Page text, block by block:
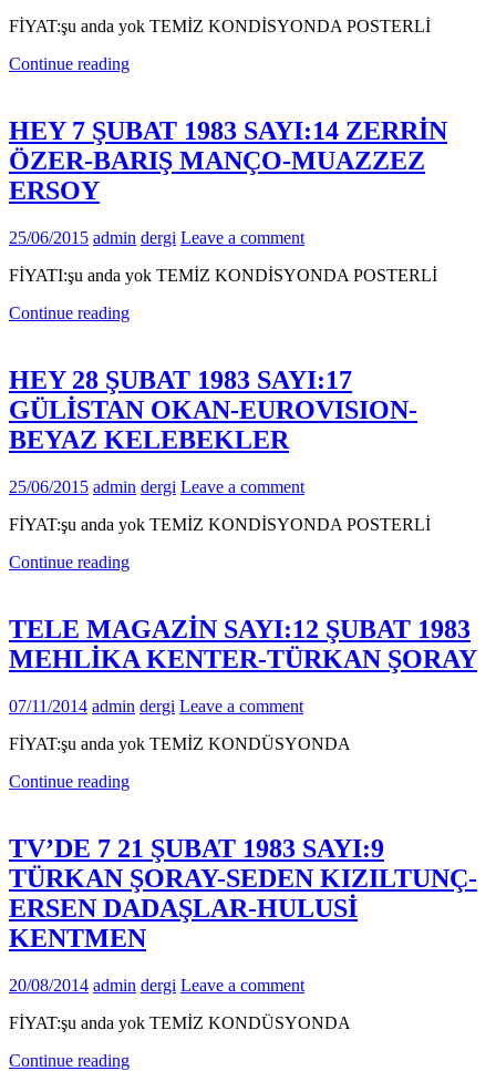
FİYAT:şu anda yok TEMİZ KONDİSYONDA POSTERLİ
Continue reading
HEY 7 ŞUBAT 1983 SAYI:14 ZERRİN
ÖZER-BARIŞ MANÇO-MUAZZEZ
ERSOY
25/06/2015 admin dergi Leave a comment
FİYATI:şu anda yok TEMİZ KONDİSYONDA POSTERLİ
Continue reading
HEY 28 ŞUBAT 1983 SAYI:17
GÜLİSTAN OKAN-EUROVISION-
BEYAZ KELEBEKLER
25/06/2015 admin dergi Leave a comment
FİYAT:şu anda yok TEMİZ KONDİSYONDA POSTERLİ
Continue reading
TELE MAGAZİN SAYI:12 ŞUBAT 1983
MEHLİKA KENTER-TÜRKAN ŞORAY
07/11/2014 admin dergi Leave a comment
FİYAT:şu anda yok TEMİZ KONDÜSYONDA
Continue reading
TV’DE 7 21 ŞUBAT 1983 SAYI:9
TÜRKAN ŞORAY-SEDEN KIZILTUNÇ-
ERSEN DADAŞLAR-HULUSİ
KENTMEN
20/08/2014 admin dergi Leave a comment
FİYAT:şu anda yok TEMİZ KONDÜSYONDA
Continue reading